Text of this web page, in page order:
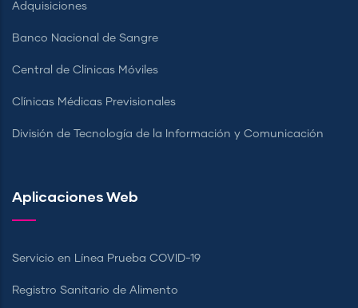
Adquisiciones
Banco Nacional de Sangre
Central de Clínicas Móviles
Clínicas Médicas Previsionales
División de Tecnología de la Información y Comunicación
Aplicaciones Web
Servicio en Línea Prueba COVID-19
Registro Sanitario de Alimento